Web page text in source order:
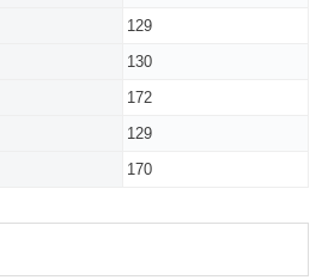
129
130
172
129
170